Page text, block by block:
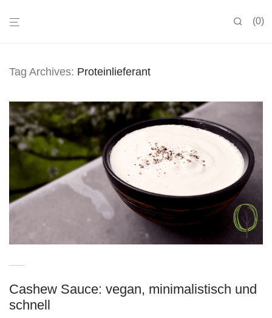
0
Tag Archives: Proteinlieferant
Cashew Sauce: vegan, minimalistisch und
schnell